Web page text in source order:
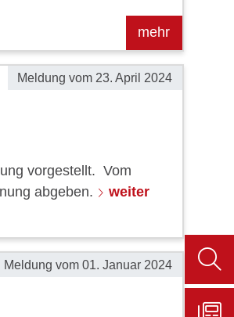
Meldung vom 23. April 2024
vorgestellt. Vom
abgeben.
weiter
Meldung vom 01. Januar 2024